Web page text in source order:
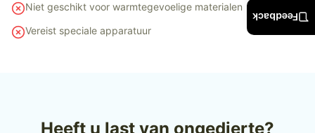
Feedback
Niet geschikt voor warmtegevoelige materialen
Vereist speciale apparatuur
Heeft u last van ongedierte?